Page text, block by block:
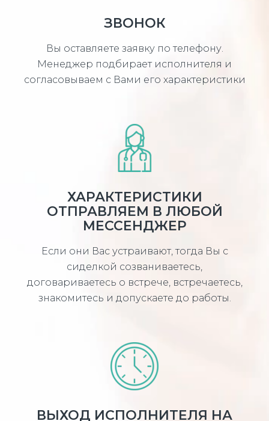
ЗВОНОК
Вы оставляете заявку по телефону.
Менеджер подбирает исполнителя и
согласовываем с Вами его характеристики
ХАРАКТЕРИСТИКИ
ОТПРАВЛЯЕМ В ЛЮБОЙ
МЕССЕНДЖЕР
Если они Вас устраивают, тогда Вы с
сиделкой созваниваетесь,
договариваетесь о встрече, встречаетесь,
знакомитесь и допускаете до работы.
ВЫХОД ИСПОЛНИТЕЛЯ НА